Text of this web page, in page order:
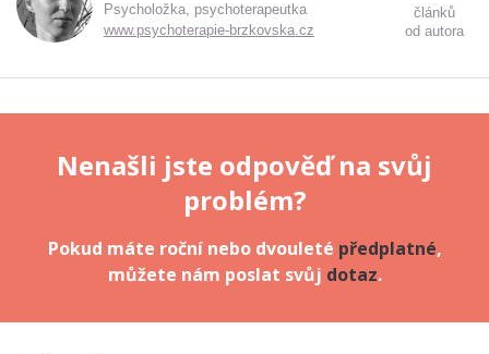
Psycholožka, psychoterapeutka
www.psychoterapie-brzkovska.cz
článků
od autora
Nenašli jste odpověď na svůj
problém?
Pokud máte roční nebo dvouleté předplatné,
můžete nám poslat svůj dotaz.